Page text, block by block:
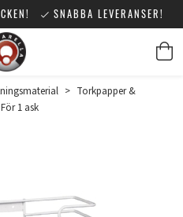
SNABBA LEVERANSER!
> Torkpapper &
1 ask